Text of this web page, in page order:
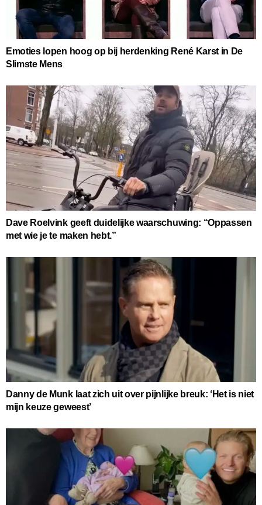
Emoties lopen hoog op bij herdenking René Karst in De
Slimste Mens
Dave Roelvink geeft duidelijke waarschuwing: “Oppassen
met wie je te maken hebt.”
Danny de Munk laat zich uit over pijnlijke breuk: ‘Het is niet
mijn keuze geweest’